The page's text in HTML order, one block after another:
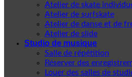
Atelier de skate
Atelier de surfskate
Atelier de danse et de
Atelier de slide
Studio de musique
Salle de répétition
Réserver des
Louer des salles de